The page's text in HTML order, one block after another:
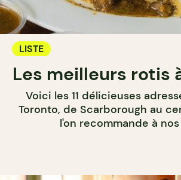
LISTE
Les meilleurs rotis
Voici les 11 délicieuses
Toronto, de Scarborough au
l'on recommande à nos